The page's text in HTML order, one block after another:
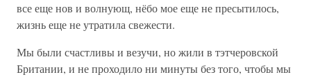
все еще нов и волнующ, нёбо мое еще не пресытилось,
жизнь еще не утратила свежести.
Мы были счастливы и везучи, но жили в тэтчеровской
Британии, и не проходило ни минуты без того, чтобы мы